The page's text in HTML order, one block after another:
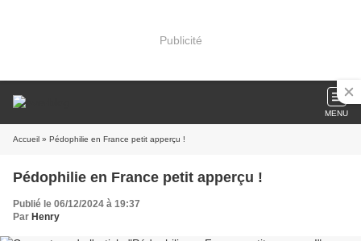
Publicité
MENU
Accueil » Pédophilie en France petit apperçu !
Pédophilie en France petit apperçu !
Publié le 06/12/2024 à 19:37
Par Henry